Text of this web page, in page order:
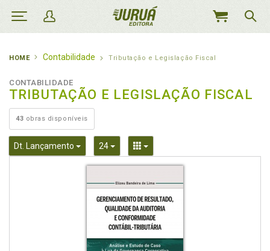
MEU
HOME Contabilidade Tributação e Legislação Fiscal
CONTABILIDADE
TRIBUTAÇÃO E LEGISLAÇÃO FISCAL
43 obras disponíveis
Dt. Lançamento Toggle Dropdown
24 Toggle DropdownToggle Dropdown